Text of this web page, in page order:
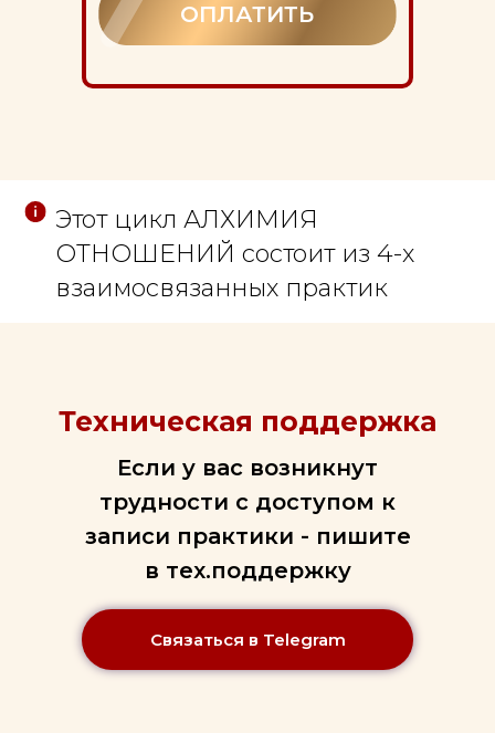
ОПЛАТИТЬ
Этот цикл АЛХИМИЯ
ОТНОШЕНИЙ состоит из 4-х
взаимосвязанных практик
Техническая поддержка
Связаться в Telegram
Если у вас возникнут
трудности с доступом к
записи практики - пишите
в тех.поддержку